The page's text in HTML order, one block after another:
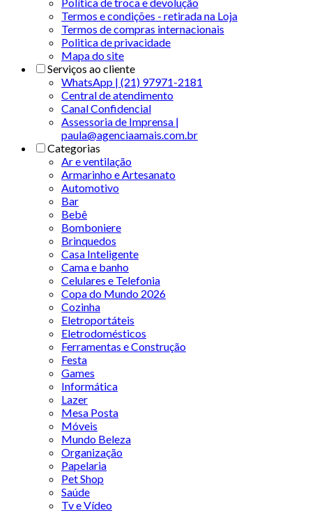
Termos e condições - retirada na Loja
Termos de compras internacionais
Politica de privacidade
Mapa do site
Serviços ao cliente
WhatsApp | (21) 97971-2181
Central de atendimento
Canal Confidencial
Assessoria de Imprensa |
paula@agenciaamais.com.br
Categorias
Ar e ventilação
Armarinho e Artesanato
Automotivo
Bar
Bebê
Bomboniere
Brinquedos
Casa Inteligente
Cama e banho
Celulares e Telefonia
Copa do Mundo 2026
Cozinha
Eletroportáteis
Eletrodomésticos
Ferramentas e Construção
Festa
Games
Informática
Lazer
Mesa Posta
Móveis
Mundo Beleza
Organização
Papelaria
Pet Shop
Saúde
Tv e Vídeo